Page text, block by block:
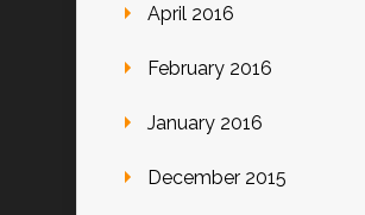
April 2016
February 2016
January 2016
December 2015